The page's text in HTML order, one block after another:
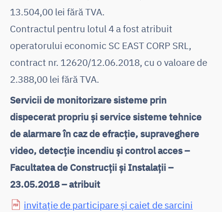
13.504,00 lei fără TVA.
Contractul pentru lotul 4 a fost atribuit
operatorului economic SC EAST CORP SRL,
contract nr. 12620/12.06.2018, cu o valoare de
2.388,00 lei fără TVA.
Servicii de monitorizare sisteme prin
dispecerat propriu și service sisteme tehnice
de alarmare în caz de efracție, supraveghere
video, detecție incendiu și control acces –
Facultatea de Construcții și Instalații –
23.05.2018 – atribuit
invitație de participare și caiet de sarcini